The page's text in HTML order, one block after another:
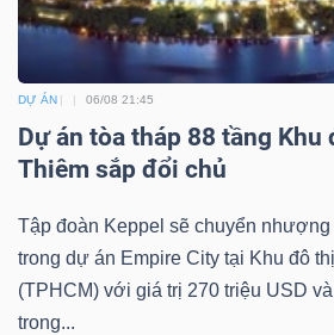
DỰ ÁN 06/08 21:45
Dự án tòa tháp 88 tầng Khu
Thiêm sắp đổi chủ
Tập đoàn Keppel sẽ chuyển
trong dự án Empire City tại Khu đô
(TPHCM) với giá trị 270 triệu USD
trong...
thông
tài
chính
Dữ